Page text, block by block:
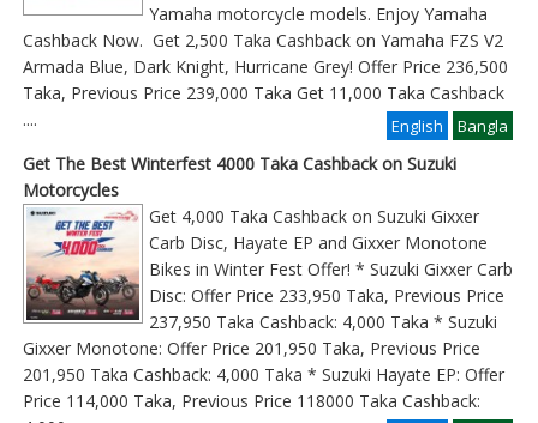
Yamaha motorcycle models. Enjoy Yamaha
Cashback Now. Get 2,500 Taka Cashback on Yamaha FZS V2
Armada Blue, Dark Knight, Hurricane Grey! Offer Price 236,500
Taka, Previous Price 239,000 Taka Get 11,000 Taka Cashback
Bangla
.... English
Get The Best Winterfest 4000 Taka Cashback on Suzuki
Motorcycles
Get 4,000 Taka Cashback on Suzuki Gixxer
Carb Disc, Hayate EP and Gixxer Monotone
Bikes in Winter Fest Offer! * Suzuki Gixxer Carb
Disc: Offer Price 233,950 Taka, Previous Price
237,950 Taka Cashback: 4,000 Taka * Suzuki
Gixxer Monotone: Offer Price 201,950 Taka, Previous Price
201,950 Taka Cashback: 4,000 Taka * Suzuki Hayate EP: Offer
Price 114,000 Taka, Previous Price 118000 Taka Cashback: